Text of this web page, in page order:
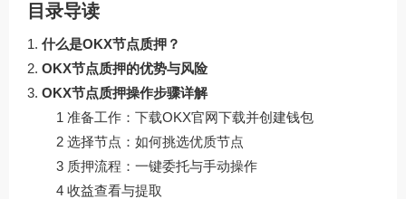
目录导读
什么是OKX节点质押？
OKX节点质押的优势与风险
OKX节点质押操作步骤详解
1 准备工作：下载OKX官网下载并创建钱包
2 选择节点：如何挑选优质节点
3 质押流程：一键委托与手动操作
4 收益查看与提取